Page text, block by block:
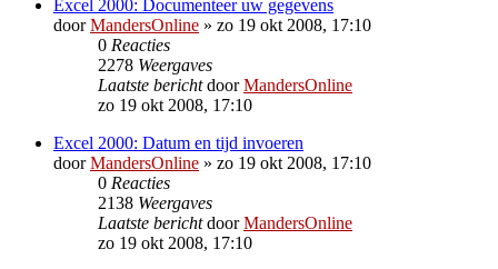
Excel 2000: Documenteer uw gegevens
doorMandersOnline » zo 19 okt 2008, 17:10
0 Reacties
2278 Weergaves
Laatste berichtdoorMandersOnline
zo 19 okt 2008, 17:10
Excel 2000: Datum en tijd invoeren
doorMandersOnline » zo 19 okt 2008, 17:10
0 Reacties
2138 Weergaves
Laatste berichtdoorMandersOnline
zo 19 okt 2008, 17:10